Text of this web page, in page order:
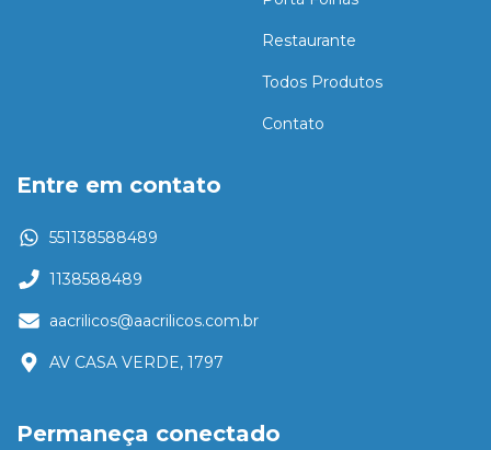
Restaurante
Todos Produtos
Contato
Entre em contato
551138588489
1138588489
aacrilicos@aacrilicos.com.br
AV CASA VERDE, 1797
Permaneça conectado